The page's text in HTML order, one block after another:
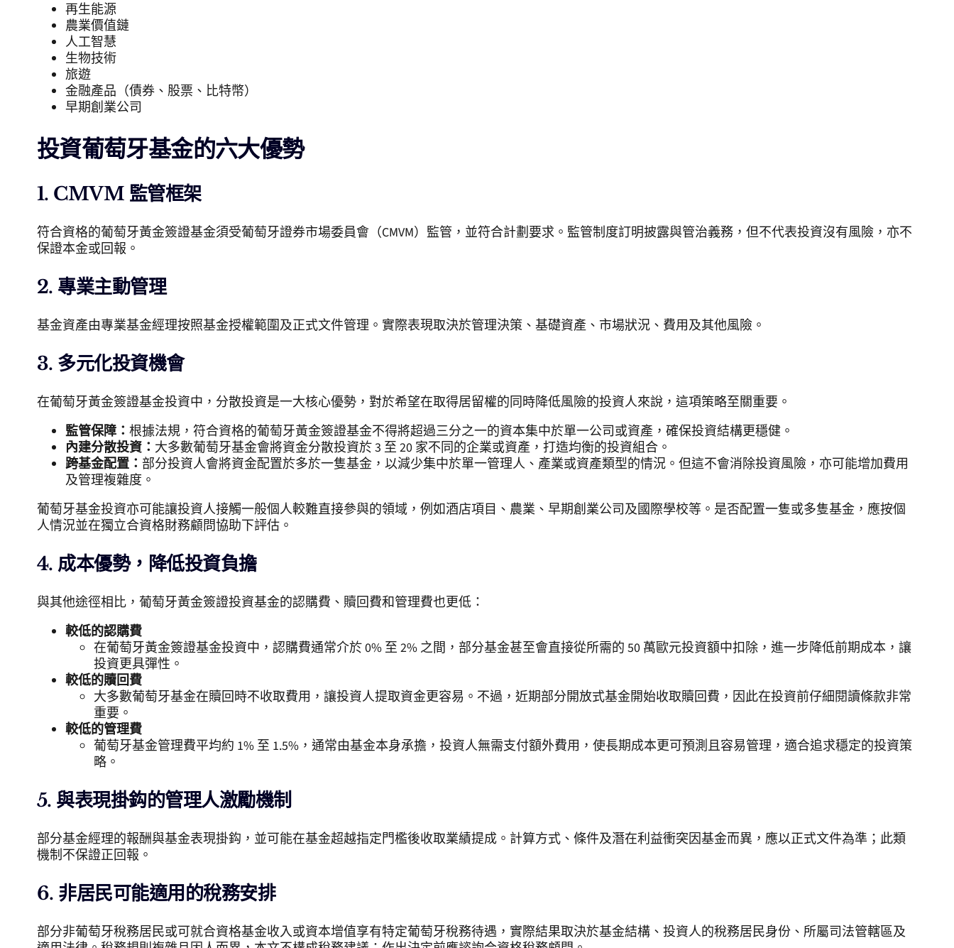
再生能源
農業價值鏈
人工智慧
生物技術
旅遊
金融產品（債券、股票、比特幣）
早期創業公司
投資葡萄牙基金的六大優勢
1. CMVM 監管框架
符合資格的葡萄牙黃金簽證基金須受葡萄牙證券市場委員會（CMVM）監管，並符合計劃要求。監管制度訂明披露與管治義務，但不代表投資沒有風險，亦不
保證本金或回報。
2. 專業主動管理
基金資產由專業基金經理按照基金授權範圍及正式文件管理。實際表現取決於管理決策、基礎資產、市場狀況、費用及其他風險。
3. 多元化投資機會
在葡萄牙黃金簽證基金投資中，分散投資是一大核心優勢，對於希望在取得居留權的同時降低風險的投資人來說，這項策略至關重要。
監管保障： 根據法規，符合資格的葡萄牙黃金簽證基金不得將超過三分之一的資本集中於單一公司或資產，確保投資結構更穩健。
內建分散投資： 大多數葡萄牙基金會將資金分散投資於 3 至 20 家不同的企業或資產，打造均衡的投資組合。
跨基金配置： 部分投資人會將資金配置於多於一隻基金，以減少集中於單一管理人、產業或資產類型的情況。但這不會消除投資風險，亦可能增加費用
及管理複雜度。
葡萄牙基金投資亦可能讓投資人接觸一般個人較難直接參與的領域，例如酒店項目、農業、早期創業公司及國際學校等。是否配置一隻或多隻基金，應按個
人情況並在獨立合資格財務顧問協助下評估。
4. 成本優勢，降低投資負擔
與其他途徑相比，葡萄牙黃金簽證投資基金的認購費、贖回費和管理費也更低：
較低的認購費
在葡萄牙黃金簽證基金投資中，認購費通常介於 0% 至 2% 之間，部分基金甚至會直接從所需的 50 萬歐元投資額中扣除，進一步降低前期成本，讓
投資更具彈性。
較低的贖回費
大多數葡萄牙基金在贖回時不收取費用，讓投資人提取資金更容易。不過，近期部分開放式基金開始收取贖回費，因此在投資前仔細閱讀條款非常
重要。
較低的管理費
葡萄牙基金管理費平均約 1% 至 1.5%，通常由基金本身承擔，投資人無需支付額外費用，使長期成本更可預測且容易管理，適合追求穩定的投資策
略。
5. 與表現掛鈎的管理人激勵機制
部分基金經理的報酬與基金表現掛鈎，並可能在基金超越指定門檻後收取業績提成。計算方式、條件及潛在利益衝突因基金而異，應以正式文件為準；此類
機制不保證正回報。
6. 非居民可能適用的稅務安排
部分非葡萄牙稅務居民或可就合資格基金收入或資本增值享有特定葡萄牙稅務待遇，實際結果取決於基金結構、投資人的稅務居民身份、所屬司法管轄區及